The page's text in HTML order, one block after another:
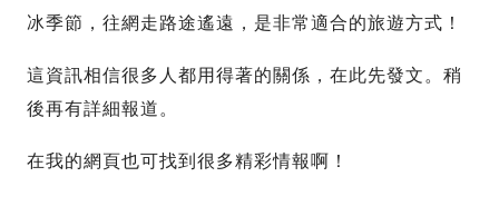
冰季節，往網走路途遙遠，是非常適合的旅遊方式！
這資訊相信很多人都用得著的關係，在此先發文。稍
後再有詳細報道。
在我的網頁也可找到很多精彩情報啊！